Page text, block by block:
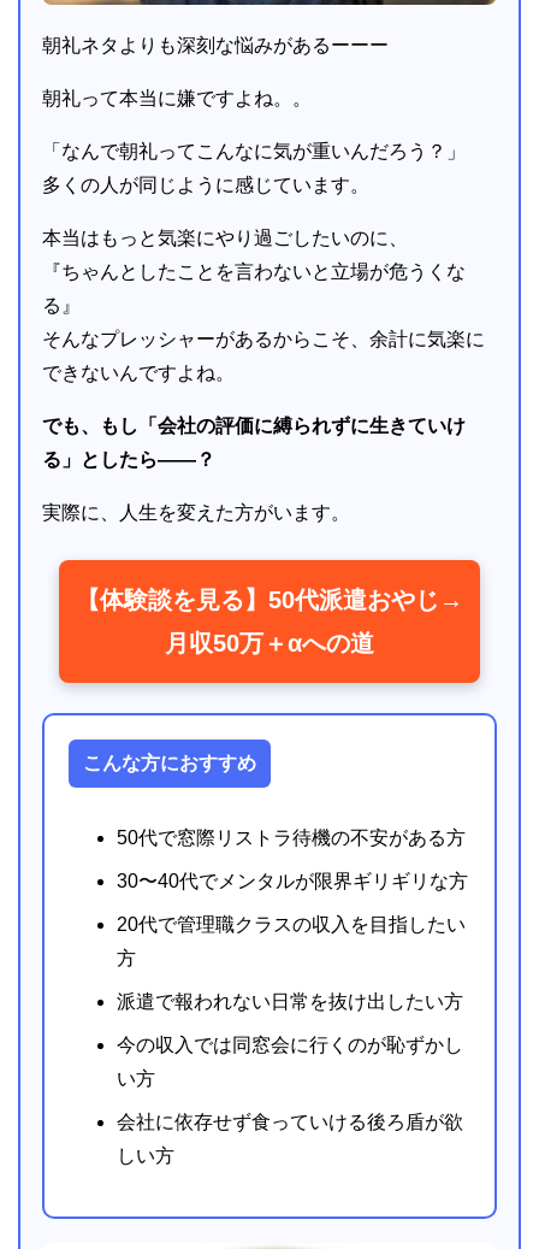
朝礼ネタよりも深刻な悩みがあるーーー
朝礼って本当に嫌ですよね。。
「なんで朝礼ってこんなに気が重いんだろう？」
多くの人が同じように感じています。
本当はもっと気楽にやり過ごしたいのに、
『ちゃんとしたことを言わないと立場が危うくな
る』
そんなプレッシャーがあるからこそ、余計に気楽に
できないんですよね。
でも、もし「会社の評価に縛られずに生きていけ
る」としたら――？
実際に、人生を変えた方がいます。
【体験談を見る】50代派遣おやじ→
月収50万＋αへの道
こんな方におすすめ
50代で窓際リストラ待機の不安がある方
30〜40代でメンタルが限界ギリギリな方
20代で管理職クラスの収入を目指したい
方
派遣で報われない日常を抜け出したい方
今の収入では同窓会に行くのが恥ずかし
い方
会社に依存せず食っていける後ろ盾が欲
しい方